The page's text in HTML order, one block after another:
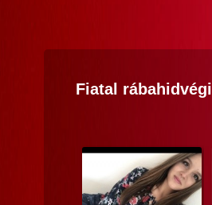
Fiatal rábahidvégi